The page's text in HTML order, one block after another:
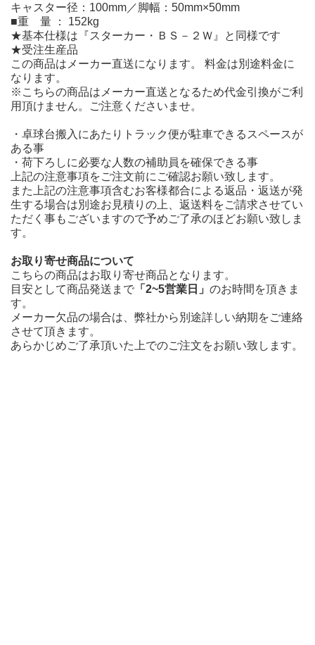
キャスター径：100mm／脚幅：50mm×50mm
■重 量 ： 152kg
★基本仕様は『スターカー・ＢＳ－２Ｗ』と同様です
★受注生産品
この商品はメーカー直送になります。 料金は別途料金に
なります。
※こちらの商品はメーカー直送となるため代金引換がご利
用頂けません。ご注意くださいませ。
・卓球台搬入にあたりトラック便が駐車できるスペースが
ある事
・荷下ろしに必要な人数の補助員を確保できる事
上記の注意事項をご注文前にご確認お願い致します。
また上記の注意事項含むお客様都合による返品・返送が発
生する場合は別途お見積りの上、返送料をご請求させてい
ただく事もございますので予めご了承のほどお願い致しま
す。
お取り寄せ商品について
こちらの商品はお取り寄せ商品となります。
目安として商品発送まで 「2~5営業日」 のお時間を頂きま
す。
メーカー欠品の場合は、弊社から別途詳しい納期をご連絡
させて頂きます。
あらかじめご了承頂いた上でのご注文をお願い致します。